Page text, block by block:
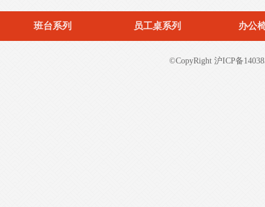
- 屏风办公桌-PFBGZ02 -
班台系列 员工桌系列 办公
©CopyRight 沪ICP备